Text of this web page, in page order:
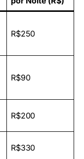
R$250
R$90
R$200
R$330